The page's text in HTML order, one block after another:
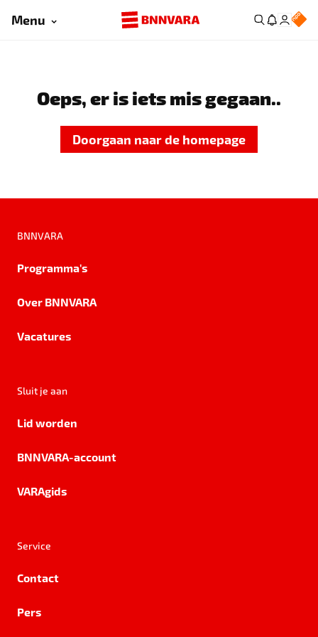
Menu
Oeps, er is iets mis gegaan..
Doorgaan naar de homepage
BNNVARA
Programma's
Over BNNVARA
Vacatures
Sluit je aan
Lid worden
BNNVARA-account
VARAgids
Service
Contact
Pers